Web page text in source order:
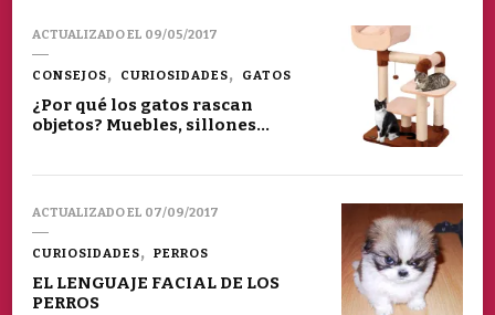
ACTUALIZADO EL 09/05/2017
CONSEJOS CURIOSIDADES GATOS
¿Por qué los gatos rascan
objetos? Muebles, sillones…
ACTUALIZADO EL 07/09/2017
CURIOSIDADES PERROS
EL LENGUAJE FACIAL DE LOS
PERROS